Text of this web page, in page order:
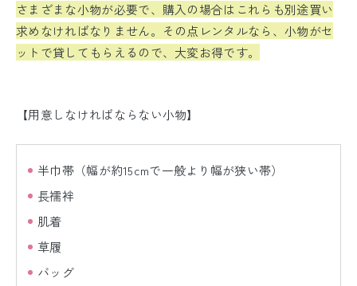
さまざまな小物が必要で、購入の場合はこれらも別途買い
求めなければなりません。その点レンタルなら、小物がセ
ットで貸してもらえるので、大変お得です。
【用意しなければならない小物】
半巾帯（幅が約15cmで一般より幅が狭い帯）
長襦袢
肌着
草履
バッグ